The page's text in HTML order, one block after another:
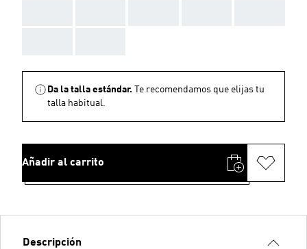
Da la talla estándar.
Te recomendamos que elijas tu
talla habitual.
Añadir al carrito
Descripción